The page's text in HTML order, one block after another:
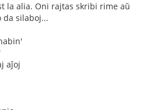
la alia. Oni rajtas skribi rime aŭ
da silaboj...
aĵoj